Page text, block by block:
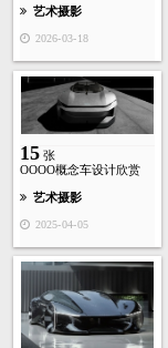
艺术摄影
2026-03-18
15 张
OOOO概念车设计欣赏
艺术摄影
2025-04-05